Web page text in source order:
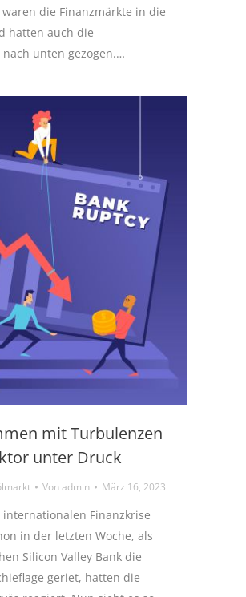
die Finanzmärkte in die
hatten auch die
unten gezogen.…
mit Turbulenzen
unter Druck
Vonadmin März 16, 2023
Finanzkrise
in der letzten Woche, als
Silicon Valley Bank die
geriet, hatten die